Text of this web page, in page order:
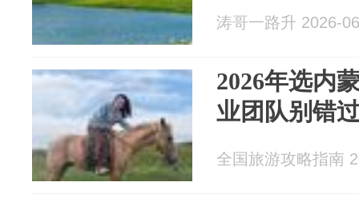
涛哥一路升 2026-
2026年选内
业团队别错
全国旅游攻略指南